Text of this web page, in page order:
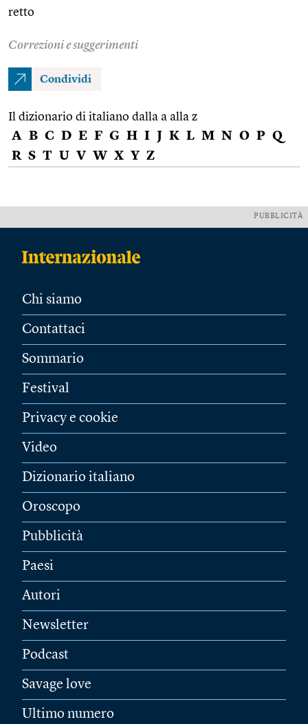
retto
Correzioni e suggerimenti
Condividi
Il dizionario di italiano dalla a alla z
A B C D E F G H I J K L M N O P Q
R S T U V W X Y Z
PUBBLICITÀ
Chi siamo
Contattaci
Sommario
Festival
Privacy e cookie
Video
Dizionario italiano
Oroscopo
Pubblicità
Paesi
Autori
Newsletter
Podcast
Savage love
Ultimo numero